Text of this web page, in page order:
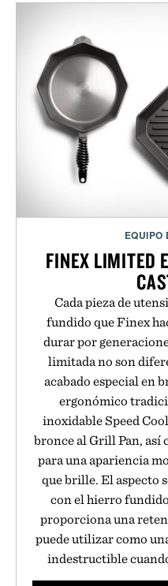
EQUIPO
FINEX LIMITED
Cada pieza de
fundido que Finex
durar por
limitada no son
acabado especial en
ergonómico
inoxidable Speed
bronce al Grill Pan, así
para una apariencia
que brille. El aspecto
con el hierro
proporciona una
puede utilizar como
indestructible